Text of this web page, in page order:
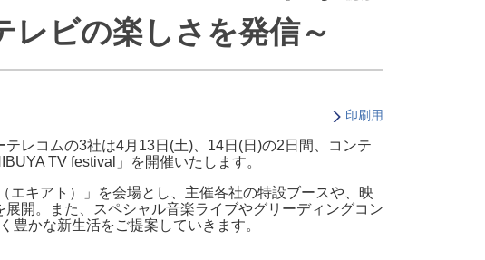
料金・支払い
契約関連
休止・解約
レビの楽しさを発信～
印刷用
レコムの3社は4月13日(土)、14日(日)の2日間、コンテ
TV festival」を開催いたします。
キアト）」を会場とし、主催各社の特設ブースや、映
開。また、スペシャル音楽ライブやグリーディングコン
豊かな新生活をご提案していきます。